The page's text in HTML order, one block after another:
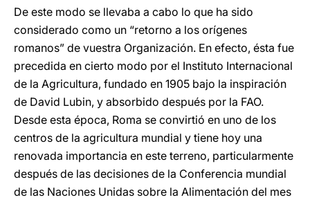
De este modo se llevaba a cabo lo que ha sido
considerado como un “retorno a los orígenes
romanos” de vuestra Organización. En efecto, ésta fue
precedida en cierto modo por el Instituto Internacional
de la Agricultura, fundado en 1905 bajo la inspiración
de David Lubin, y absorbido después por la FAO.
Desde esta época, Roma se convirtió en uno de los
centros de la agricultura mundial y tiene hoy una
renovada importancia en este terreno, particularmente
después de las decisiones de la Conferencia mundial
de las Naciones Unidas sobre la Alimentación del mes